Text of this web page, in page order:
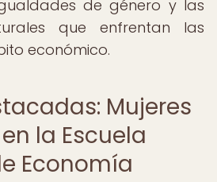
de género y las
que enfrentan las
económico.
Mujeres
la Escuela
Economía